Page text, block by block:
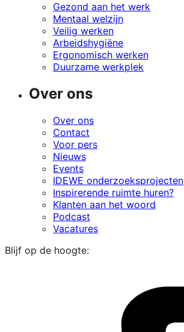
Gezond aan het werk
Mentaal welzijn
Veilig werken
Arbeidshygiëne
Ergonomisch werken
Duurzame werkplek
Over ons
Over ons
Contact
Voor pers
Nieuws
Events
IDEWE onderzoeksprojecten
Inspirerende ruimte huren?
Klanten aan het woord
Podcast
Vacatures
Blijf op de hoogte: